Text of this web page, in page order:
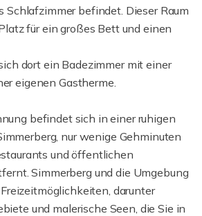
Schlafzimmer befindet. Dieser Raum
für ein großes Bett und einen
dort ein Badezimmer mit einer
eigenen Gastherme.
befindet sich in einer ruhigen
nur wenige Gehminuten
und öffentlichen
Simmerberg und die Umgebung
darunter
und malerische Seen, die Sie in